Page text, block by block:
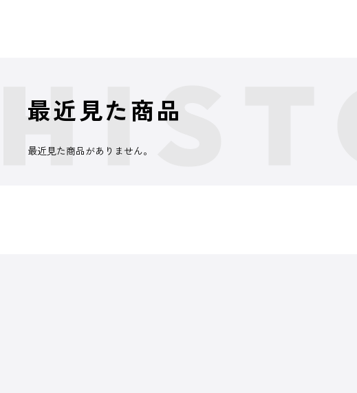
最近見た商品
最近見た商品がありません。